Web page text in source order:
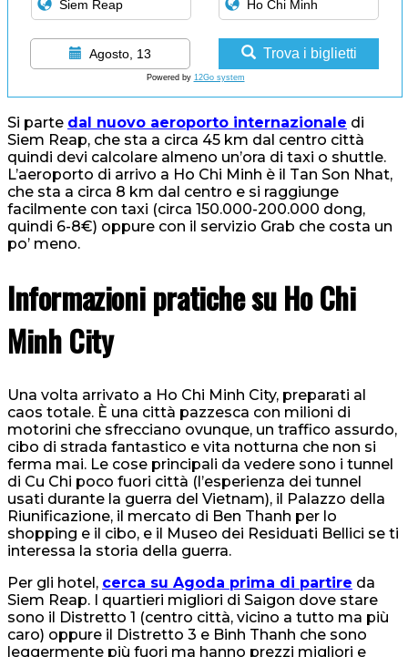
Agosto, 13 Trova i biglietti
Powered by 12Go system
Si parte dal nuovo aeroporto internazionale di
Siem Reap, che sta a circa 45 km dal centro città
quindi devi calcolare almeno un’ora di taxi o shuttle.
L’aeroporto di arrivo a Ho Chi Minh è il Tan Son Nhat,
che sta a circa 8 km dal centro e si raggiunge
facilmente con taxi (circa 150.000-200.000 dong,
quindi 6-8€) oppure con il servizio Grab che costa un
po’ meno.
Informazioni pratiche su Ho Chi
Minh City
Una volta arrivato a Ho Chi Minh City, preparati al
caos totale. È una città pazzesca con milioni di
motorini che sfrecciano ovunque, un traffico assurdo,
cibo di strada fantastico e vita notturna che non si
ferma mai. Le cose principali da vedere sono i tunnel
di Cu Chi poco fuori città (l’esperienza dei tunnel
usati durante la guerra del Vietnam), il Palazzo della
Riunificazione, il mercato di Ben Thanh per lo
shopping e il cibo, e il Museo dei Residuati Bellici se ti
interessa la storia della guerra.
Per gli hotel, cerca su Agoda prima di partire da
Siem Reap. I quartieri migliori di Saigon dove stare
sono il Distretto 1 (centro città, vicino a tutto ma più
caro) oppure il Distretto 3 e Binh Thanh che sono
leggermente più fuori ma hanno prezzi migliori e